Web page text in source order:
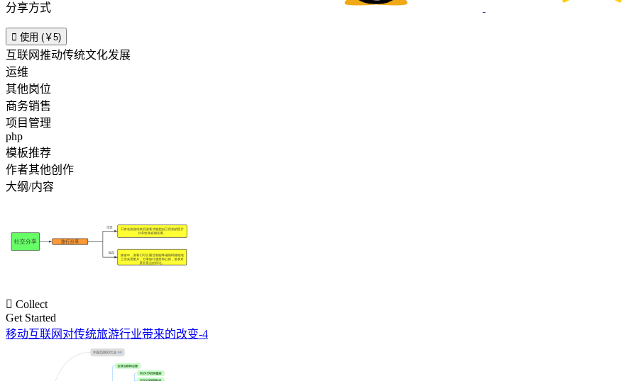
分享方式
 使用 (￥5)
互联网推动传统文化发展
运维
其他岗位
商务销售
项目管理
php
模板推荐
作者其他创作
大纲/内容
 Collect
Get Started
移动互联网对传统旅游行业带来的改变-4